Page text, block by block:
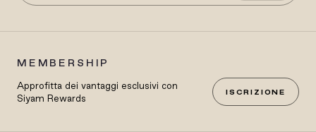
MEMBERSHIP
Approfitta dei vantaggi esclusivi con
Siyam Rewards
ISCRIZIONE